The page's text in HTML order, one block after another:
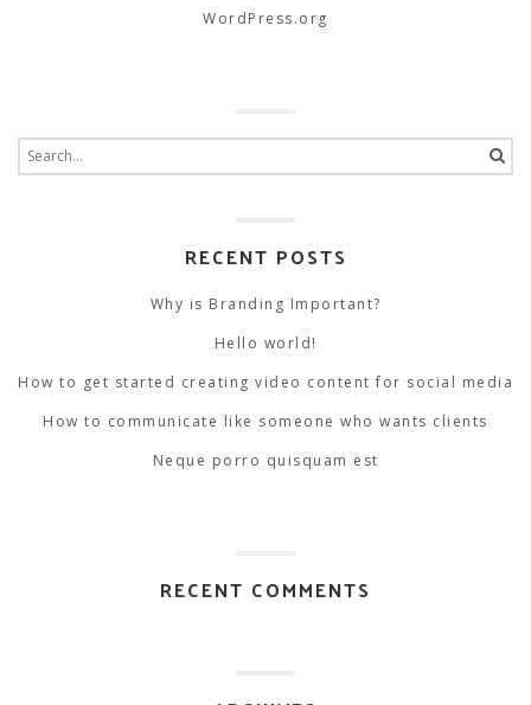
WordPress.org
for:
RECENT POSTS
Why is Branding Important?
Hello world!
How to get started creating video content for social media
How to communicate like someone who wants clients
Neque porro quisquam est
RECENT COMMENTS